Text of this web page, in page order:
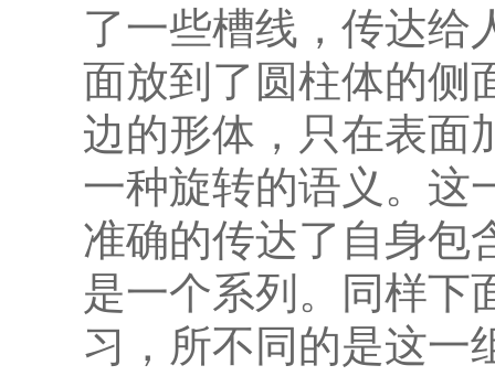
了一些槽线，传达给
面放到了圆柱体的侧
边的形体，只在表面
一种旋转的语义。这
准确的传达了自身包
是一个系列。同样下
习，所不同的是这一